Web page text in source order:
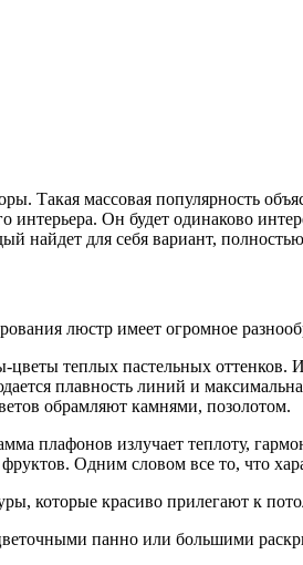
Такая массовая популярность
Он будет одинаково
найдет для себя вариант,
люстр имеет огромное
теплых пастельных
плавность линий и
обрамляют камнями, позолотом.
плафонов излучает теплоту,
Одним словом все то, что
которые красиво прилегают к
панно или большими